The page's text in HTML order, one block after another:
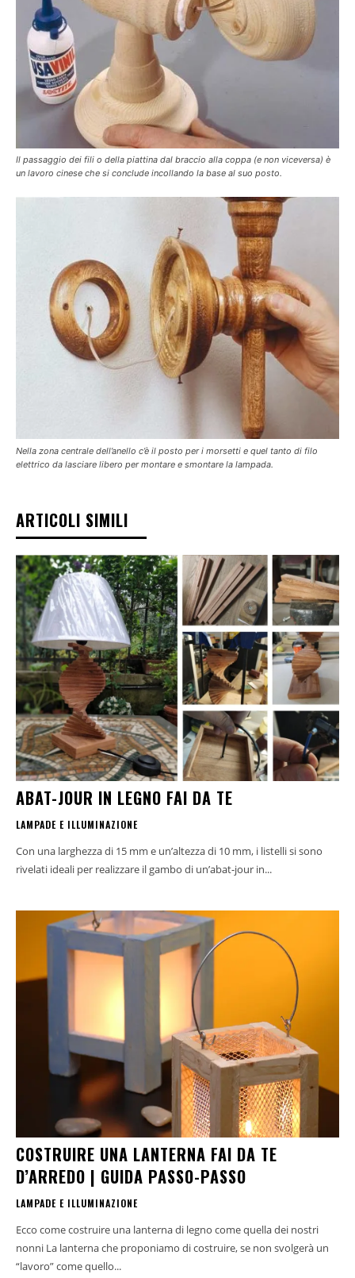
Il passaggio dei fili o della piattina dal braccio alla coppa (e non viceversa) è
un lavoro cinese che si conclude incollando la base al suo posto.
Nella zona centrale dell’anello c’è il posto per i morsetti e quel tanto di filo
elettrico da lasciare libero per montare e smontare la lampada.
ARTICOLI SIMILI
ABAT-JOUR IN LEGNO FAI DA TE
LAMPADE E ILLUMINAZIONE
Con una larghezza di 15 mm e un’altezza di 10 mm, i listelli si sono
rivelati ideali per realizzare il gambo di un’abat-jour in...
COSTRUIRE UNA LANTERNA FAI DA TE
D’ARREDO | GUIDA PASSO-PASSO
LAMPADE E ILLUMINAZIONE
Ecco come costruire una lanterna di legno come quella dei nostri
nonni La lanterna che proponiamo di costruire, se non svolgerà un
“lavoro” come quello...